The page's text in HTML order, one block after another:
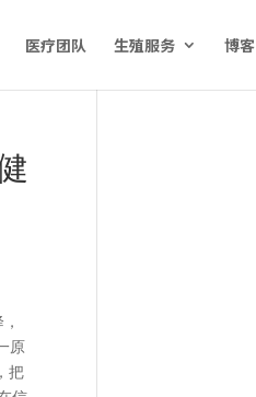
医疗团队 生殖服务 博客
原
把